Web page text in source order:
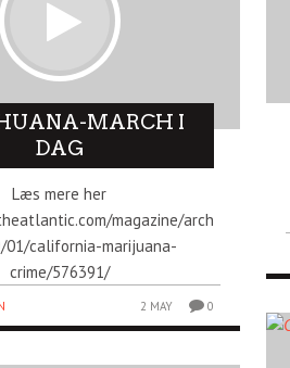
MARCH I
DAG
Læs mere her
magazine/arch
01/california-marijuana-
crime/576391/
2 MAY 0